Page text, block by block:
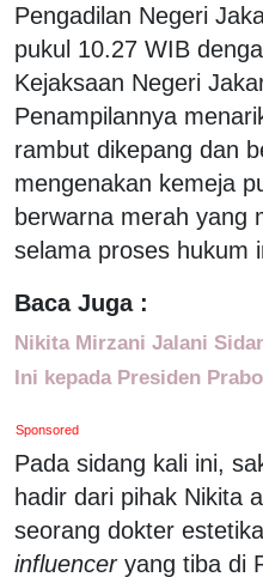
Pengadilan Negeri
pukul 10.27 WIB
Kejaksaan Negeri
Penampilannya
rambut dikepang dan
mengenakan kemeja
berwarna merah yang
selama proses hukum
Baca Juga :
Nikita Mirzani Jalani
Ini kepada Presiden
Sponsored
Pada sidang kali ini,
hadir dari pihak Nikita
seorang dokter
influenceryang tiba di